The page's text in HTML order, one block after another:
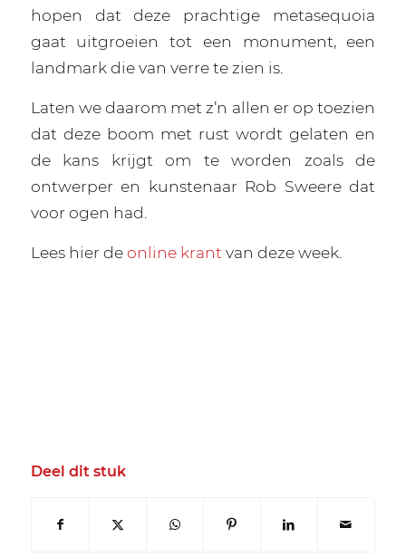
hopen dat deze prachtige metasequoia
gaat uitgroeien tot een monument, een
landmark die van verre te zien is.
Laten we daarom met z’n allen er op toezien
dat deze boom met rust wordt gelaten en
de kans krijgt om te worden zoals de
ontwerper en kunstenaar Rob Sweere dat
voor ogen had.
Lees hier deonline krant van deze week.
Deel dit stuk